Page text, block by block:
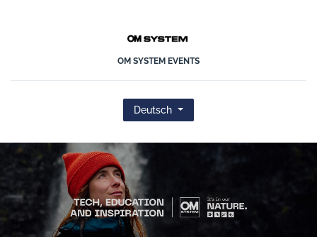
OM SYSTEM EVENTS
Deutsch